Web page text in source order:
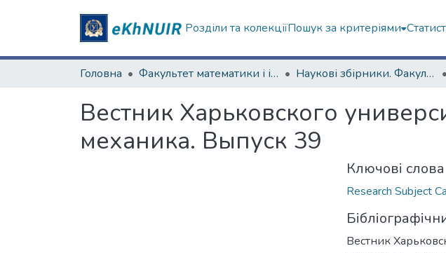
Розділи та колекціїПошук за критеріями
Головна Факультет математики і інформатики Наукові збірники. Факультет математики і інформатики
Вестник Харьковского
механика. Выпуск 39
Ключові слова
Research Subject
Вестник